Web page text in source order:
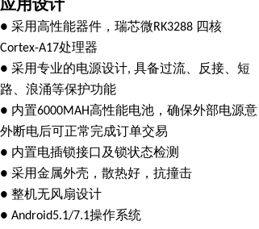
应用设计
● 采用高性能器件，瑞芯微RK3288 四核
Cortex-A17处理器
● 采用专业的电源设计, 具备过流、反接、短
路、浪涌等保护功能
● 内置6000MAH高性能电池，确保外部电源意
外断电后可正常完成订单交易
● 内置电插锁接口及锁状态检测
● 采用金属外壳，散热好，抗撞击
● 整机无风扇设计
● Android5.1/7.1操作系统